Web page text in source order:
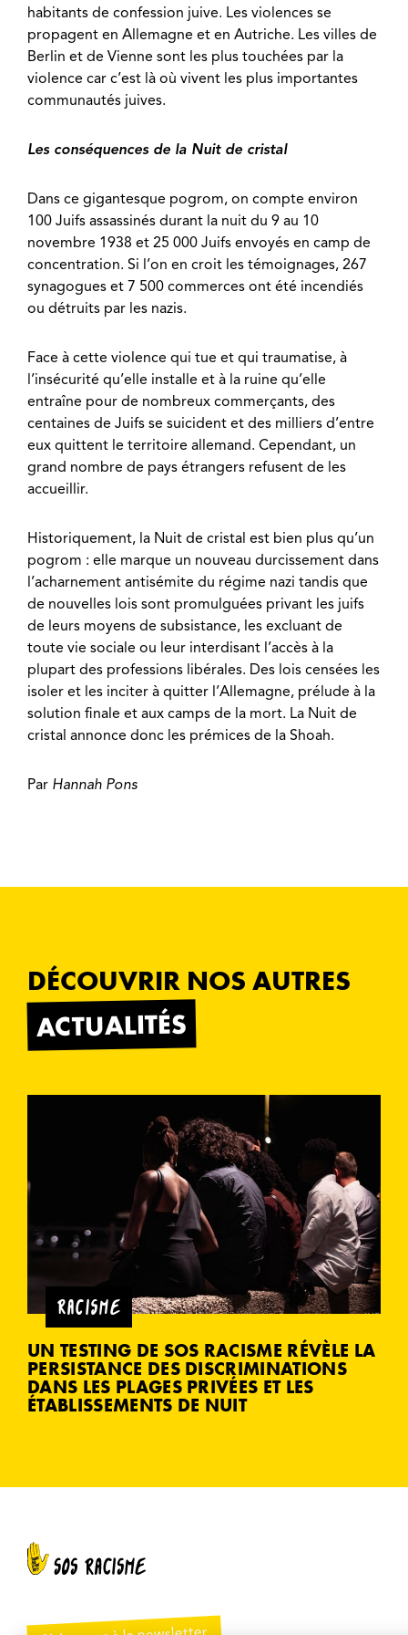
habitants de confession juive. Les violences se
propagent en Allemagne et en Autriche. Les villes de
Berlin et de Vienne sont les plus touchées par la
violence car c’est là où vivent les plus importantes
communautés juives.
Les conséquences de la Nuit de cristal
Dans ce gigantesque pogrom, on compte environ
100 Juifs assassinés durant la nuit du 9 au 10
novembre 1938 et 25 000 Juifs envoyés en camp de
concentration. Si l’on en croit les témoignages, 267
synagogues et 7 500 commerces ont été incendiés
ou détruits par les nazis.
Face à cette violence qui tue et qui traumatise, à
l’insécurité qu’elle installe et à la ruine qu’elle
entraîne pour de nombreux commerçants, des
centaines de Juifs se suicident et des milliers d’entre
eux quittent le territoire allemand. Cependant, un
grand nombre de pays étrangers refusent de les
accueillir.
Historiquement, la Nuit de cristal est bien plus qu’un
pogrom : elle marque un nouveau durcissement dans
l’acharnement antisémite du régime nazi tandis que
de nouvelles lois sont promulguées privant les juifs
de leurs moyens de subsistance, les excluant de
toute vie sociale ou leur interdisant l’accès à la
plupart des professions libérales. Des lois censées les
isoler et les inciter à quitter l’Allemagne, prélude à la
solution finale et aux camps de la mort. La Nuit de
cristal annonce donc les prémices de la Shoah.
Par Hannah Pons
DÉCOUVRIR NOS AUTRES
ACTUALITÉS
RACISME
UN TESTING DE SOS RACISME RÉVÈLE LA
PERSISTANCE DES DISCRIMINATIONS
DANS LES PLAGES PRIVÉES ET LES
ÉTABLISSEMENTS DE NUIT